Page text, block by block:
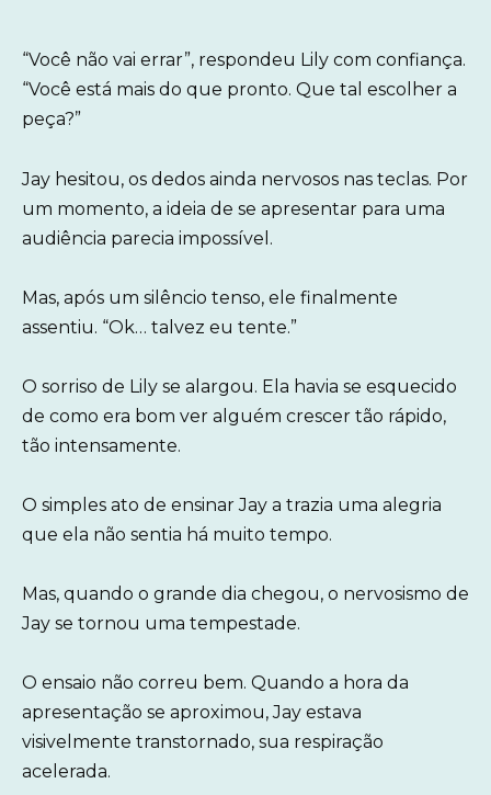
“Você não vai errar”, respondeu Lily com confiança.
“Você está mais do que pronto. Que tal escolher a
peça?”
Jay hesitou, os dedos ainda nervosos nas teclas. Por
um momento, a ideia de se apresentar para uma
audiência parecia impossível.
Mas, após um silêncio tenso, ele finalmente
assentiu. “Ok… talvez eu tente.”
O sorriso de Lily se alargou. Ela havia se esquecido
de como era bom ver alguém crescer tão rápido,
tão intensamente.
O simples ato de ensinar Jay a trazia uma alegria
que ela não sentia há muito tempo.
Mas, quando o grande dia chegou, o nervosismo de
Jay se tornou uma tempestade.
O ensaio não correu bem. Quando a hora da
apresentação se aproximou, Jay estava
visivelmente transtornado, sua respiração
acelerada.